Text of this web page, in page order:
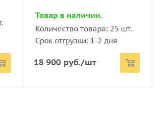
69 190руб./шт
Товар в наличии.
Количество товара: 25 шт.
Срок отгрузки: 1-2 дня
18 900 руб./шт